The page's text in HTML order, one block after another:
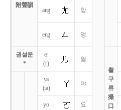
附聲韻
ang 앙
eng 엉
권설운
*
er
(r)
얼
촬
구
류
撮
口
ya
(ia)
야
yo 요